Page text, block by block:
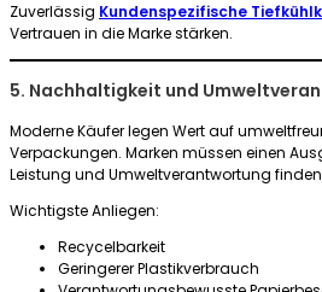
Zuverlässig Kundenspezifische
Vertrauen in die Marke stärken.
5. Nachhaltigkeit und
Moderne Käufer legen Wert auf
Verpackungen. Marken müssen einen
Leistung und Umweltverantwortung
Wichtigste Anliegen:
Recycelbarkeit
Geringerer Plastikverbrauch